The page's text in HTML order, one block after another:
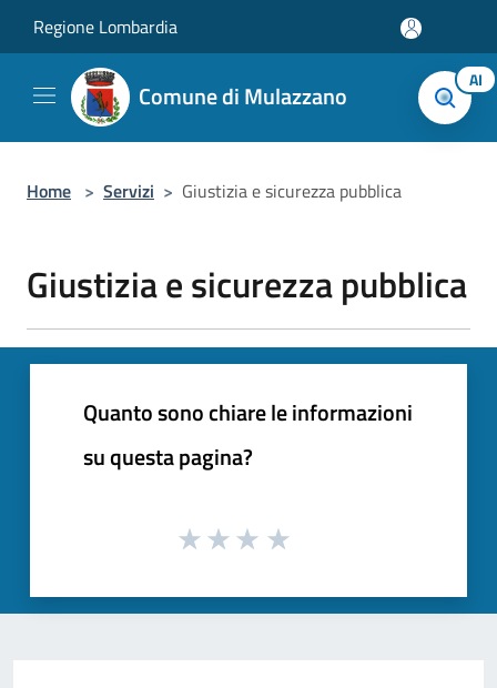
Regione Lombardia
Comune di Mulazzano AI
Home > Servizi > Giustizia e sicurezza pubblica
Giustizia e sicurezza pubblica
Quanto sono chiare le informazioni
su questa pagina?